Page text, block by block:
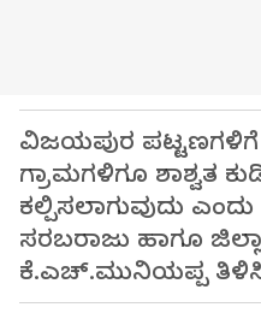
ವಿಜಯಪುರ ಪಟ್ಟಣಗಳಿಗೆ
ಗ್ರಾಮಗಳಿಗೂ ಶಾಶ್ವತ
ಕಲ್ಪಿಸಲಾಗುವುದು
ಸರಬರಾಜು ಹಾಗೂ
ಕೆ.ಎಚ್.ಮುನಿಯಪ್ಪ